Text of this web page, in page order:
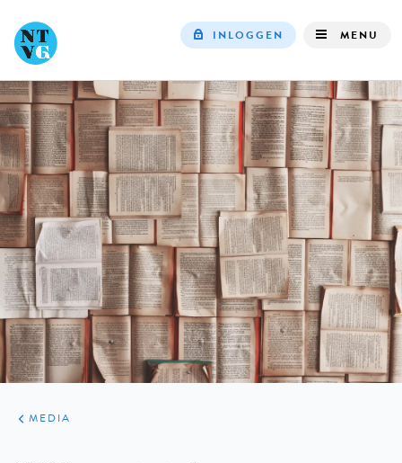
navigation
INLOGGEN MENU
ARTIKELEN
VARIA
MEDIA